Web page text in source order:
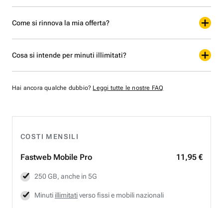
COSTI MENSILI
Fastweb Mobile Pro 11,95 €
250 GB, anche in 5G
Minuti illimitativerso fissi e mobili nazionali
Come si rinnova la mia offerta?
Cosa si intende per minuti illimitati?
Hai ancora qualche dubbio? Leggi tutte le nostre FAQ